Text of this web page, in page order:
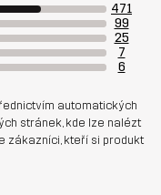
čtěte zde
471
99
25
7
6
automatických
stránek, kde lze nalézt
zákazníci, kteří si produkt